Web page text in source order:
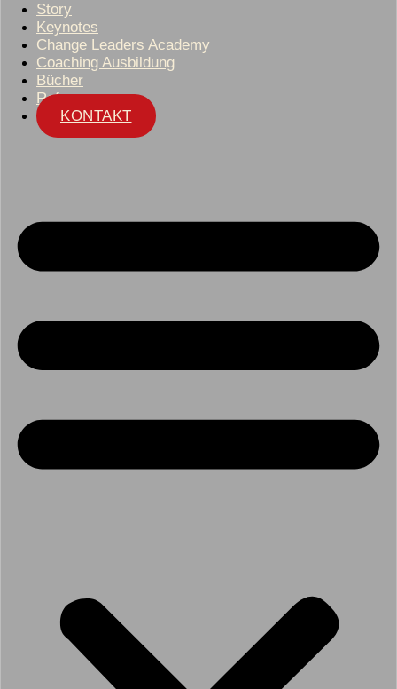
Story
Keynotes
Change Leaders Academy
Coaching Ausbildung
Bücher
Referenzen
KONTAKT